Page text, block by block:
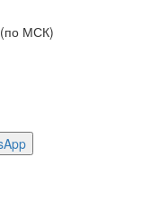
(по МСК)